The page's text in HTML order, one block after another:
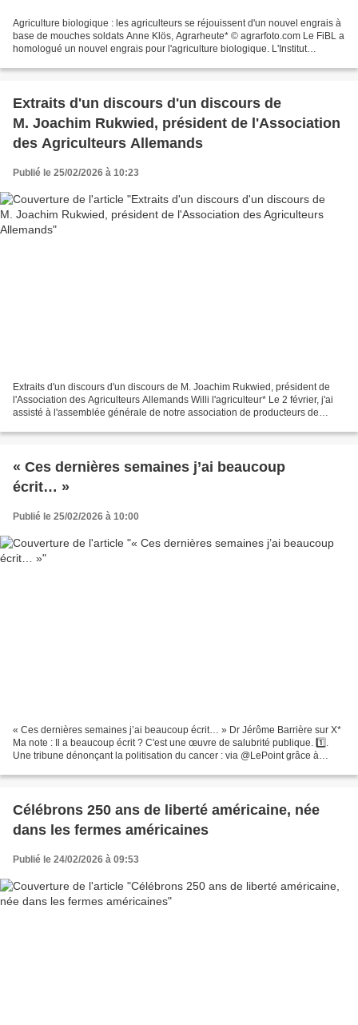
Agriculture biologique : les agriculteurs se réjouissent d'un nouvel engrais à
base de mouches soldats Anne Klös, Agrarheute* © agrarfoto.com Le FiBL a
homologué un nouvel engrais pour l'agriculture biologique. L'Institut
Extraits d'un discours d'un discours de
M. Joachim Rukwied, président de l'Association
des Agriculteurs Allemands
Publié le 25/02/2026 à 10:23
Extraits d'un discours d'un discours de M. Joachim Rukwied, président de
l'Association des Agriculteurs Allemands Willi l'agriculteur* Le 2 février, j'ai
assisté à l'assemblée générale de notre association de producteurs de
« Ces dernières semaines j’ai beaucoup
écrit… »
Publié le 25/02/2026 à 10:00
« Ces dernières semaines j’ai beaucoup écrit… » Dr Jérôme Barrière sur X*
Ma note : Il a beaucoup écrit ? C'est une œuvre de salubrité publique. 1️⃣.
Une tribune dénonçant la politisation du cancer : via @LePoint grâce à
Célébrons 250 ans de liberté américaine, née
dans les fermes américaines
Publié le 24/02/2026 à 09:53